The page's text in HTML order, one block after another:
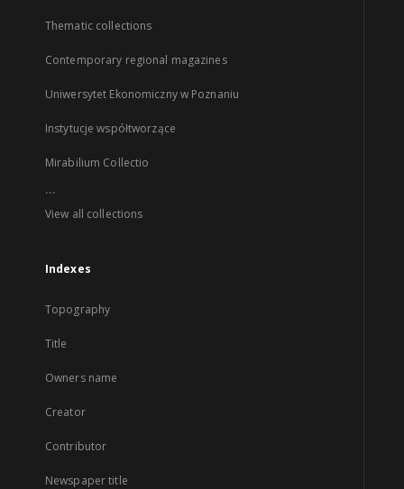
Thematic collections
Contemporary regional magazines
Uniwersytet Ekonomiczny w Poznaniu
Instytucje współtworzące
Mirabilium Collectio
...
View all collections
Indexes
Topography
Title
Owners name
Creator
Contributor
Newspaper title